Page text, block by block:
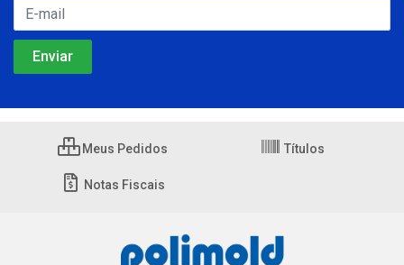
Meus Pedidos Títulos
Notas Fiscais